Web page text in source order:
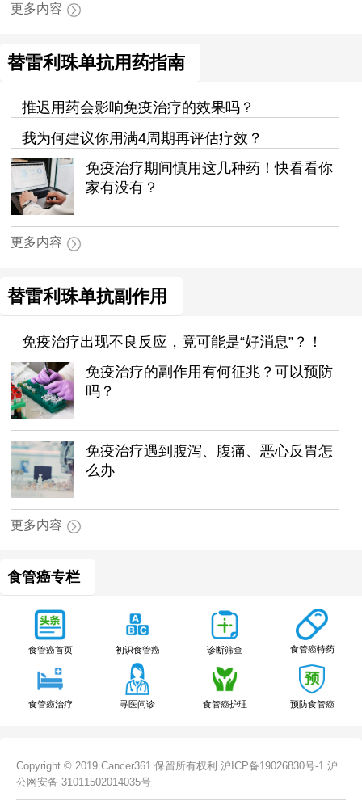
更多内容
替雷利珠单抗用药指南
推迟用药会影响免疫治疗的效果吗？
我为何建议你用满4周期再评估疗效？
免疫治疗期间慎用这几种药！快看看你
家有没有？
更多内容
替雷利珠单抗副作用
免疫治疗出现不良反应，竟可能是“好消息”？！
免疫治疗的副作用有何征兆？可以预防
吗？
免疫治疗遇到腹泻、腹痛、恶心反胃怎
么办
更多内容
食管癌专栏
食管癌首页 初识食管癌 诊断筛查 食管癌特药
食管癌治疗 寻医问诊 食管癌护理 预防食管癌
Copyright © 2019 Cancer361 保留所有权利 沪ICP备19026830号-1 沪
公网安备 31011502014035号